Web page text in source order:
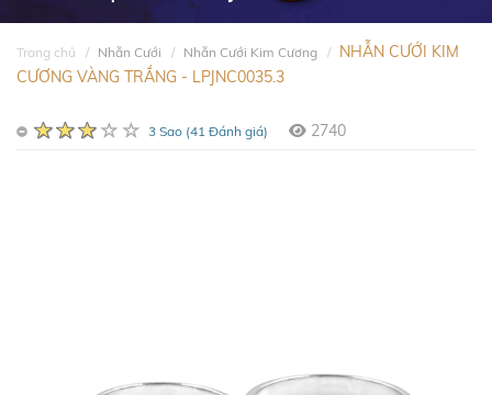
Trang chủ Nhẫn Cưới Nhẫn Cưới Kim Cương
NHẪN CƯỚI KIM
CƯƠNG VÀNG TRẮNG - LPJNC0035.3
3 Sao (41 Đánh giá) 2740